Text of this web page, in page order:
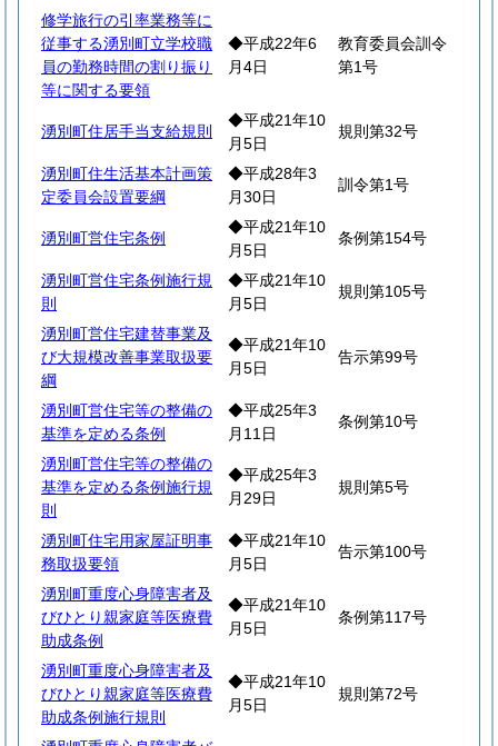
修学旅行の引率業務等に
従事する湧別町立学校職
員の勤務時間の割り振り
等に関する要領
◆平成22年6
月4日
教育委員会訓令
第1号
湧別町住居手当支給規則
◆平成21年10
月5日
規則第32号
湧別町住生活基本計画策
定委員会設置要綱
◆平成28年3
月30日
訓令第1号
湧別町営住宅条例
◆平成21年10
月5日
条例第154号
湧別町営住宅条例施行規
則
◆平成21年10
月5日
規則第105号
湧別町営住宅建替事業及
び大規模改善事業取扱要
綱
◆平成21年10
月5日
告示第99号
湧別町営住宅等の整備の
基準を定める条例
◆平成25年3
月11日
条例第10号
湧別町営住宅等の整備の
基準を定める条例施行規
則
◆平成25年3
月29日
規則第5号
湧別町住宅用家屋証明事
務取扱要領
◆平成21年10
月5日
告示第100号
湧別町重度心身障害者及
びひとり親家庭等医療費
助成条例
◆平成21年10
月5日
条例第117号
湧別町重度心身障害者及
びひとり親家庭等医療費
助成条例施行規則
◆平成21年10
月5日
規則第72号